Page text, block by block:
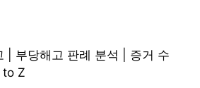
| 부당해고 판례 분석 | 증거 수
to Z